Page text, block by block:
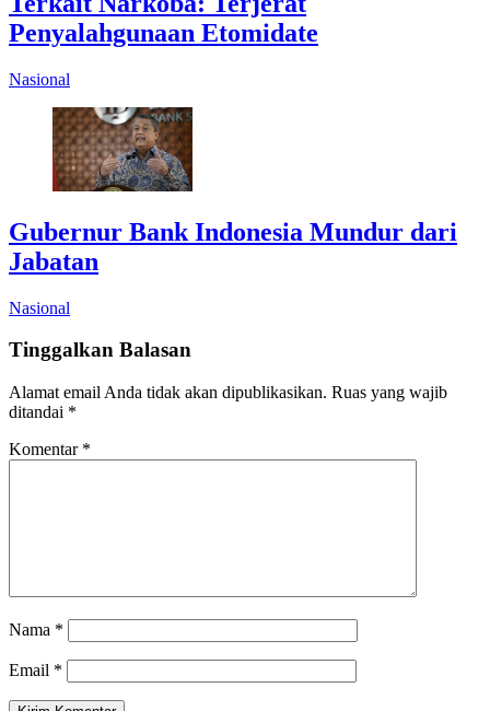
Penyalahgunaan Etomidate
Nasional
Gubernur Bank Indonesia Mundur dari
Jabatan
Nasional
Tinggalkan Balasan
Alamat email Anda tidak akan dipublikasikan. Ruas yang wajib
ditandai *
Komentar *
Nama *
Email *